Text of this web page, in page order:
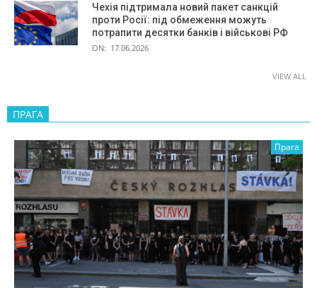
Чехія підтримала новий пакет санкцій
проти Росії: під обмеження можуть
потрапити десятки банків і військові РФ
ON: 17.06.2026
VIEW ALL
ПРАГА
Прага